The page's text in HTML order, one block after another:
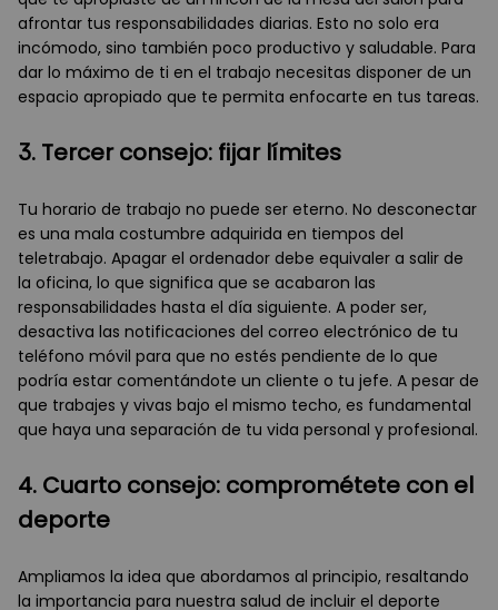
afrontar tus responsabilidades diarias. Esto no solo era
incómodo, sino también poco productivo y saludable. Para
dar lo máximo de ti en el trabajo necesitas disponer de un
espacio apropiado que te permita enfocarte en tus tareas.
3. Tercer consejo: fijar límites
Tu horario de trabajo no puede ser eterno. No desconectar
es una mala costumbre adquirida en tiempos del
teletrabajo. Apagar el ordenador debe equivaler a salir de
la oficina, lo que significa que se acabaron las
responsabilidades hasta el día siguiente. A poder ser,
desactiva las notificaciones del correo electrónico de tu
teléfono móvil para que no estés pendiente de lo que
podría estar comentándote un cliente o tu jefe. A pesar de
que trabajes y vivas bajo el mismo techo, es fundamental
que haya una separación de tu vida personal y profesional.
4. Cuarto consejo: comprométete con el
deporte
Ampliamos la idea que abordamos al principio, resaltando
la importancia para nuestra salud de incluir el deporte